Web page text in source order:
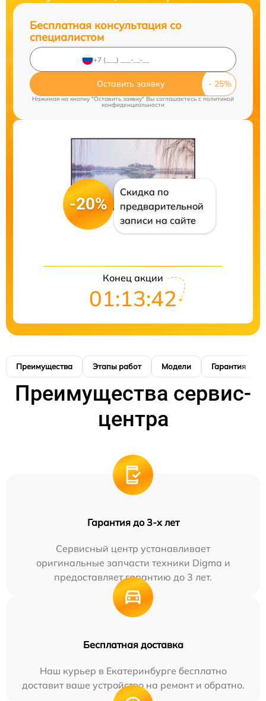
Бесплатная консультация со
специалистом
Оставить заявку
Нажимая на кнопку "Оставить заявку" Вы соглашаетесь c политикой
конфиденциальности
-20%
Скидка по
предварительной
записи на сайте
Конец акции
01:13:42
Преимущества Этапы работ Модели Гарантия
Преимущества сервис-
центра
Гарантия до 3-х лет
Сервисный центр устанавливает
оригинальные запчасти техники Digma и
предоставляет гарантию до 3 лет.
Бесплатная доставка
Наш курьер в Екатеринбурге бесплатно
доставит ваше устройство на ремонт и обратно.